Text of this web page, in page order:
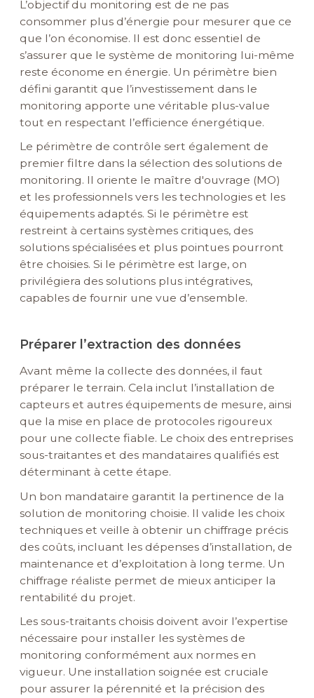
L’objectif du monitoring est de ne pas
consommer plus d’énergie pour mesurer que ce
que l’on économise. Il est donc essentiel de
s’assurer que le système de monitoring lui-même
reste économe en énergie. Un périmètre bien
défini garantit que l’investissement dans le
monitoring apporte une véritable plus-value
tout en respectant l’efficience énergétique.
Le périmètre de contrôle sert également de
premier filtre dans la sélection des solutions de
monitoring. Il oriente le maître d'ouvrage (MO)
et les professionnels vers les technologies et les
équipements adaptés. Si le périmètre est
restreint à certains systèmes critiques, des
solutions spécialisées et plus pointues pourront
être choisies. Si le périmètre est large, on
privilégiera des solutions plus intégratives,
capables de fournir une vue d’ensemble.
Préparer l’extraction des données
Avant même la collecte des données, il faut
préparer le terrain. Cela inclut l’installation de
capteurs et autres équipements de mesure, ainsi
que la mise en place de protocoles rigoureux
pour une collecte fiable. Le choix des entreprises
sous-traitantes et des mandataires qualifiés est
déterminant à cette étape.
Un bon mandataire garantit la pertinence de la
solution de monitoring choisie. Il valide les choix
techniques et veille à obtenir un chiffrage précis
des coûts, incluant les dépenses d’installation, de
maintenance et d’exploitation à long terme. Un
chiffrage réaliste permet de mieux anticiper la
rentabilité du projet.
Les sous-traitants choisis doivent avoir l’expertise
nécessaire pour installer les systèmes de
monitoring conformément aux normes en
vigueur. Une installation soignée est cruciale
pour assurer la pérennité et la précision des